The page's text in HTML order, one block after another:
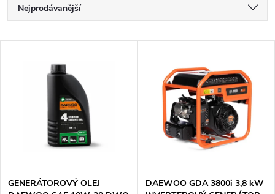
Ř
a
Nejprodávanější
s
GENERÁTOROVÝ OLEJ
DAEWOO GDA 3800i 3,8 kW